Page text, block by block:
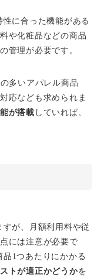
に合った機能がある
や化粧品などの商品
管理が必要です。
多いアパレル商品
応なども求められま
が搭載 していれば、
が、月額利用料や従
には注意が必要で
1つあたりにかかる
トが適正かどうかを